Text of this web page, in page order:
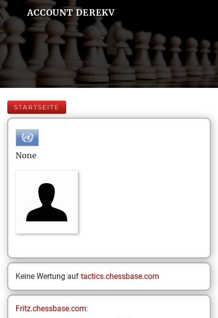
ACCOUNT DEREKV
STARTSEITE
None
Keine Wertung auf tactics.chessbase.com
Fritz.chessbase.com: